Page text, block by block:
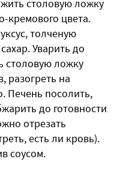
столовую ложку
кремового цвета.
толченую
Уварить до
столовую ложку
разогреть на
Печень посолить,
до готовности
отрезать
есть ли кровь).
соусом.